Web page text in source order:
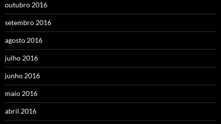
outubro 2016
setembro 2016
agosto 2016
julho 2016
junho 2016
maio 2016
abril 2016